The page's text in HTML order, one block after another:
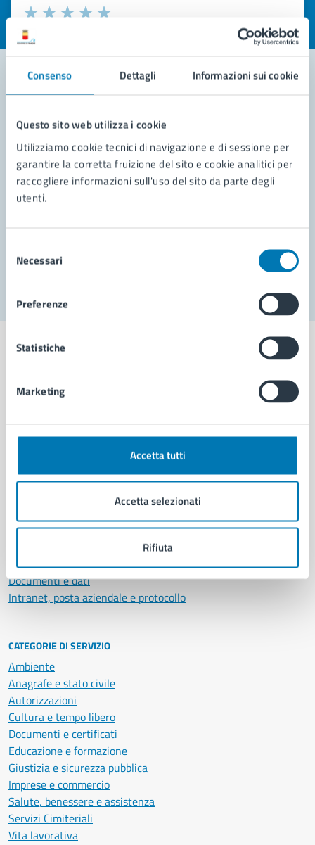
Consenso Dettagli Informazioni sui cookie
Questo sito web utilizza i cookie
Utilizziamo cookie tecnici di navigazione e di sessione per
garantire la corretta fruizione del sito e cookie analitici per
raccogliere informazioni sull'uso del sito da parte degli
utenti.
delNecessari
Preferenze
Statistiche
Marketing
Accetta tutti
Accetta selezionati
Rifiuta
Valuta la chiarezza delle informazioni (da 1 a 5 stelle)
Seleziona il numero di stelle per valutare la chiarezza delle
Valuta 1 stelle su 5
Richiedi assistenza
Segnala disservizio
Comune di Napoli
AMMINISTRAZIONE
Organi di governo
Enti e fondazioni
Personale amministrativo
Documenti e dati
Intranet, posta aziendale e protocollo
CATEGORIE DI SERVIZIO
Ambiente
Anagrafe e stato civile
Autorizzazioni
Cultura e tempo libero
Documenti e certificati
Educazione e formazione
Giustizia e sicurezza pubblica
Imprese e commercio
Salute, benessere e assistenza
Servizi Cimiteriali
Vita lavorativa